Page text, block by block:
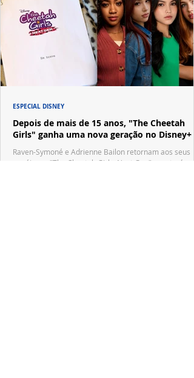
Depois de mais de 15 anos, "The Cheetah
Girls" ganha uma nova geração no Disney+
Raven-Symoné e Adrienne Bailon retornam aos seus
papéis em "The Cheetah Girls: Next Gen", que terá
ESPECIAL DISNEY